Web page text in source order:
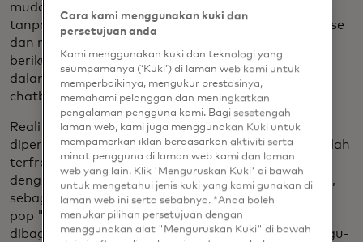
muda terjalin dengan mulus di antara keduanya,
tanpa disadari. Beberapa tahun yang lalu, metaverse
dan realitas virtual diharapkan menjadi hal besar
berikutnya. Tidak lagi. Sebaliknya, realitas menyatu
dalam pengalaman sehari-hari, menggunakan
chatbot AI, filter augmented-reality, dan avatar.
Realitas hibrida ini dapat disesuaikan dan
dipersonalisasi. Hasil dari dunia digital baru ini adalah
terfragmentasinya budaya, dan menggantikannya
dengan sub-budaya yang sangat khusus. Sekarang,
sebagian besar Gen Z mengatakan bahwa budaya
pop "mainstream" - dengan pengalaman yang
dibagikan secara luas seperti acara TV, film, dan lagu-
Cara kami menggunakan kuki dan
persetujuan anda
Kami menggunakan kuki dan teknologi yang
seumpamanya (‘Kuki’) di laman web kami untuk
memperbaikinya, mengukur prestasinya,
memahami pelanggan dan meningkatkan
pengalaman pengguna kami. Bagi sesetengah
laman web, kami juga menggunakan Kuki untuk
mempamerkan iklan berdasarkan aktiviti serta
minat pengguna di laman web kami dan laman
web yang lain. Klik 'Menguruskan Kuki' di bawah
untuk mengetahui jenis kuki yang kami gunakan di
laman web ini serta sebabnya. *Anda boleh
menukar pilihan persetujuan dengan
menggunakan alat "Menguruskan Kuki" di bawah